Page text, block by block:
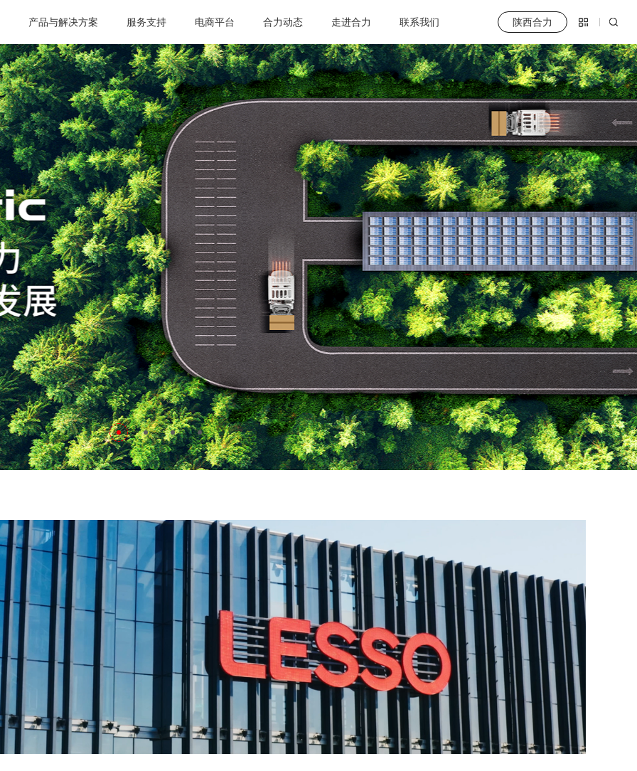
产品与解决方案 服务支持 电商平台 合力动态 走进合力 联系我们 陕西合力